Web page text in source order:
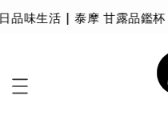
品味生活 | 泰摩 甘露品鑑